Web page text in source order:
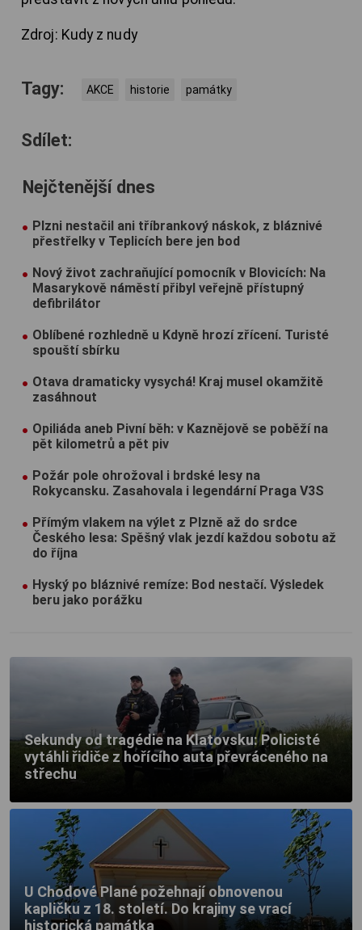
Zdroj: Kudy z nudy
Tagy: AKCE historie památky
Sdílet:
Nejčtenější dnes
Plzni nestačil ani tříbrankový náskok, z bláznivé
přestřelky v Teplicích bere jen bod
Nový život zachraňující pomocník v Blovicích: Na
Masarykově náměstí přibyl veřejně přístupný
defibrilátor
Oblíbené rozhledně u Kdyně hrozí zřícení. Turisté
spouští sbírku
Otava dramaticky vysychá! Kraj musel okamžitě
zasáhnout
Opiliáda aneb Pivní běh: v Kaznějově se poběží na
pět kilometrů a pět piv
Požár pole ohrožoval i brdské lesy na
Rokycansku. Zasahovala i legendární Praga V3S
Přímým vlakem na výlet z Plzně až do srdce
Českého lesa: Spěšný vlak jezdí každou sobotu až
do října
Hyský po bláznivé remíze: Bod nestačí. Výsledek
beru jako porážku
Sekundy od tragédie na Klatovsku: Policisté
vytáhli řidiče z hořícího auta převráceného na
střechu
U Chodové Plané požehnají obnovenou
kapličku z 18. století. Do krajiny se vrací
historická památka